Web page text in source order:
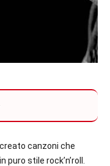
canzoni che
stile rock’n’roll.